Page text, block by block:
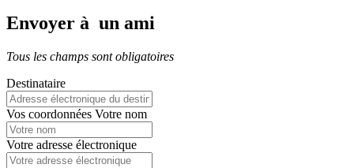
Envoyer à un ami
Tous les champs sont obligatoires
Destinataire
Vos coordonnées Votre nom
Votre adresse électronique